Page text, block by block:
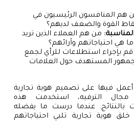
هم المنافسون الرئيسيون في
القوة والضعف لديهم؟
من هم العملاء الذين تريد
هي احتياجاتهم وآرائهم؟
قم بإجراء استطلاعات للرأي لجمع
المستهدف حول العلامات
أعمل فيها على تصميم هوية تجارية
الترفيه، استخدمت هذه
بالنتائج. عندما درست ما يفضله
هوية تجارية تلبي احتياجاتهم